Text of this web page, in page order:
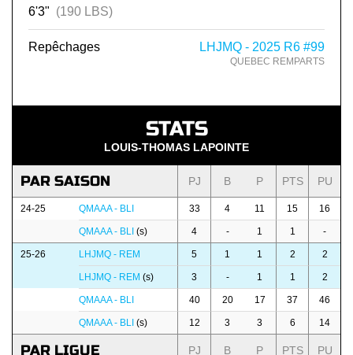
6'3" (190 LBS)
Repêchages LHJMQ - 2025 R6 #99
QUEBEC REMPARTS
STATS
LOUIS-THOMAS LAPOINTE
PAR SAISON PJ B P PTS PU
24-25 QMAAA - BLI 33 4 11 15 16
QMAAA - BLI (s) 4 - 1 1 -
25-26 LHJMQ - REM 5 1 1 2 2
LHJMQ - REM (s) 3 - 1 1 2
QMAAA - BLI 40 20 17 37 46
QMAAA - BLI (s) 12 3 3 6 14
PAR LIGUE PJ B P PTS PU